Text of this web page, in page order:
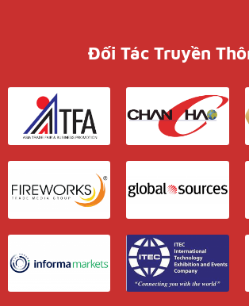
Đối Tác Truyền